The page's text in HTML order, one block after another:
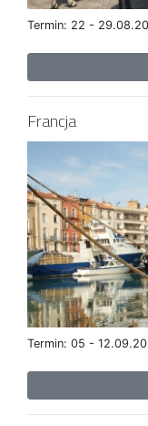
Termin: 22 -
Francja
Termin: 05 -